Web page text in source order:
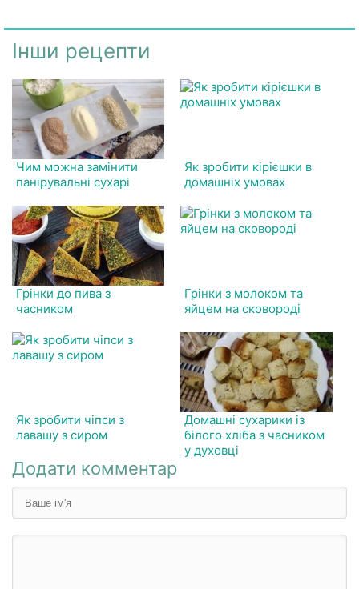
Інши рецепти
Чим можна замінити
панірувальні сухарі
Як зробити кірієшки в
домашніх умовах
Грінки до пива з
часником
Грінки з молоком та
яйцем на сковороді
Як зробити чіпси з
лавашу з сиром
Домашні сухарики із
білого хліба з часником
у духовці
Додати комментар